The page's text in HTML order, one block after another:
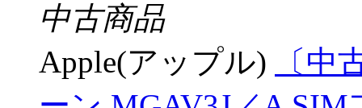
中古商品
Apple(アップル)
〔中